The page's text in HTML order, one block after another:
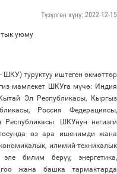
Түзүлгөн күнү: 2022-12-15
уюму
туруктуу иштеген өкмөттөр
мамлекет ШКУга мүчө: Индия
Эл Республикасы, Кыргыз
Россия Федерациясы,
Республикасы. ШКУнун негизги
өз ара ишенимди жана
илимий-техникалык
эле билим берүү, энергетика,
жана башка тармактарда